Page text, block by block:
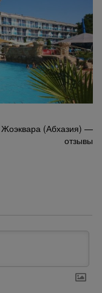
(Абхазия) —
отзывы